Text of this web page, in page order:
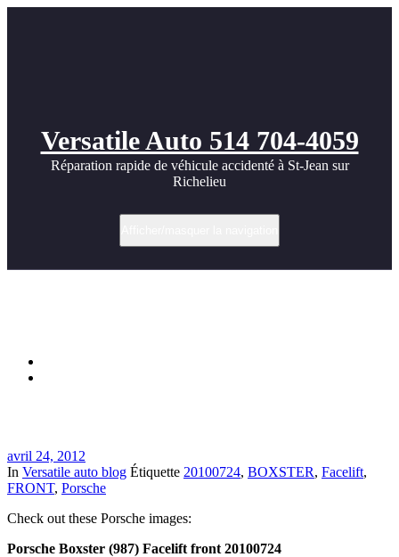
Versatile Auto 514 704-4059
Réparation rapide de véhicule accidenté à St-Jean sur
Richelieu
avril 24, 2012
In Versatile auto blog Étiquette 20100724, BOXSTER, Facelift,
FRONT, Porsche
Check out these Porsche images:
Porsche Boxster (987) Facelift front 20100724